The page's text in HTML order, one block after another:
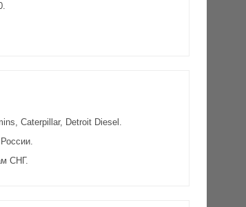
Caterpillar, Detroit Diesel.
СНГ.